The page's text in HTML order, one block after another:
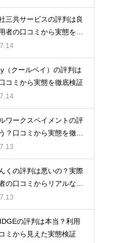
三共サービスの評判は良
者の口コミから実態を徹
（クールペイ）の評判は
コミから実態を徹底検証
ワークスペイメントの評
？口コミから実態を徹底
くの評判は悪いの？実際
の口コミからリアルな実
の評判は本当？利用
ミから見えた実態検証